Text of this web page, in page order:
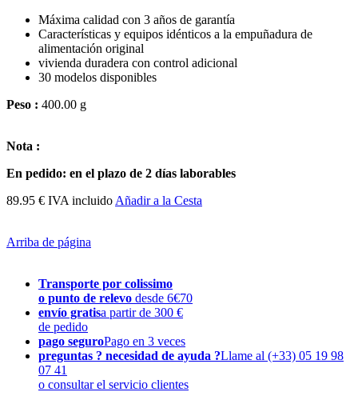
Máxima calidad con 3 años de garantía
Características y equipos idénticos a la empuñadura de
alimentación original
vivienda duradera con control adicional
30 modelos disponibles
Peso : 400.00 g
Nota :
En pedido: en el plazo de 2 días laborables
89.95 € IVA incluido Añadir a la Cesta
Arriba de página
Transporte por colissimo
o punto de relevo desde 6€70
envío gratisa partir de 300 €
de pedido
pago seguroPago en 3 veces
preguntas ? necesidad de ayuda ?Llame al (+33) 05 19 98
07 41
o consultar el servicio clientes